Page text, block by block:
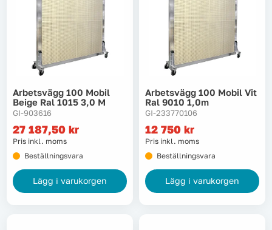
Outlet
Trädgård & utemiljö
Verktyg
Arbetsvägg 100 Mobil
Beige Ral 1015 3,0 M
GI-903616
27 187,50 kr
Pris inkl. moms
Beställningsvara
Lägg i varukorgen
Arbetsvägg 100 Mobil Vit
Ral 9010 1,0m
GI-233770106
12 750 kr
Pris inkl. moms
Beställningsvara
Lägg i varukorgen